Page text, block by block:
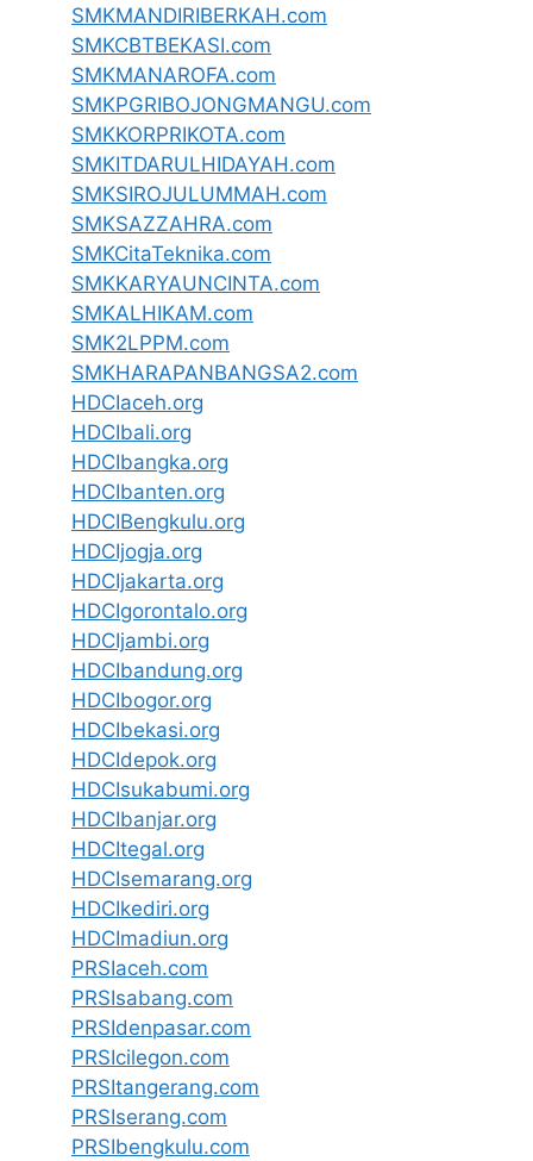
SMKMANDIRIBERKAH.com
SMKCBTBEKASI.com
SMKMANAROFA.com
SMKPGRIBOJONGMANGU.com
SMKKORPRIKOTA.com
SMKITDARULHIDAYAH.com
SMKSIROJULUMMAH.com
SMKSAZZAHRA.com
SMKCitaTeknika.com
SMKKARYAUNCINTA.com
SMKALHIKAM.com
SMK2LPPM.com
SMKHARAPANBANGSA2.com
HDCIaceh.org
HDCIbali.org
HDCIbangka.org
HDCIbanten.org
HDCIBengkulu.org
HDCIjogja.org
HDCIjakarta.org
HDCIgorontalo.org
HDCIjambi.org
HDCIbandung.org
HDCIbogor.org
HDCIbekasi.org
HDCIdepok.org
HDCIsukabumi.org
HDCIbanjar.org
HDCItegal.org
HDCIsemarang.org
HDCIkediri.org
HDCImadiun.org
PRSIaceh.com
PRSIsabang.com
PRSIdenpasar.com
PRSIcilegon.com
PRSItangerang.com
PRSIserang.com
PRSIbengkulu.com